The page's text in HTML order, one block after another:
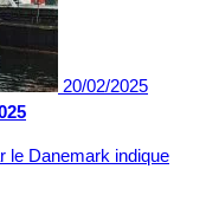
20/02/2025
le Danemark indique